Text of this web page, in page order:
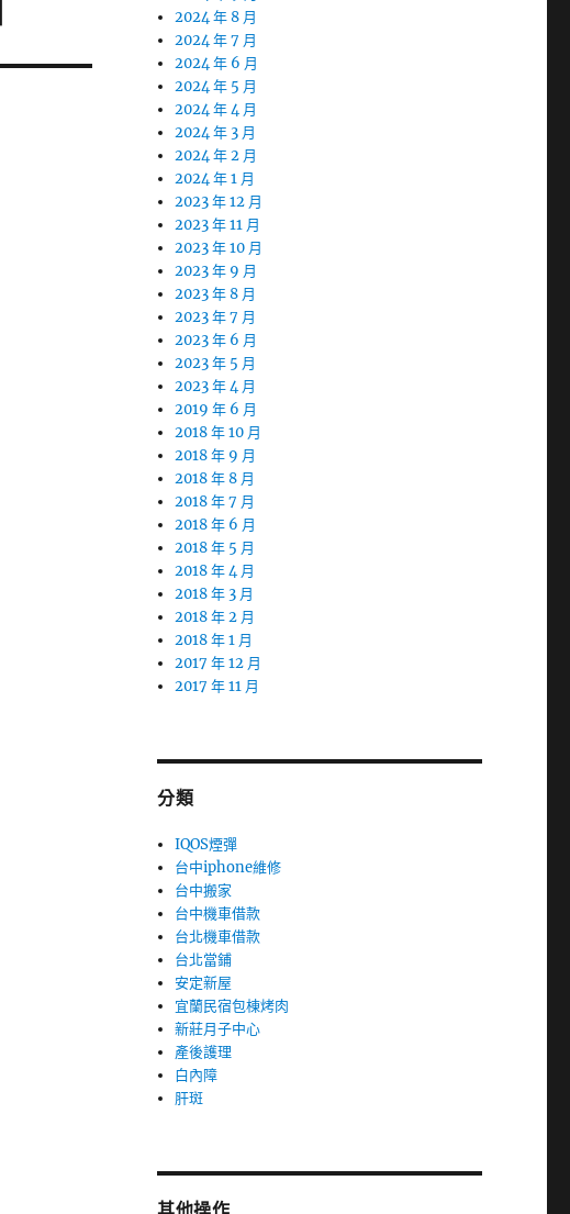
2024 年 8 月
2024 年 7 月
2024 年 6 月
2024 年 5 月
2024 年 4 月
2024 年 3 月
2024 年 2 月
2024 年 1 月
2023 年 12 月
2023 年 11 月
2023 年 10 月
2023 年 9 月
2023 年 8 月
2023 年 7 月
2023 年 6 月
2023 年 5 月
2023 年 4 月
2019 年 6 月
2018 年 10 月
2018 年 9 月
2018 年 8 月
2018 年 7 月
2018 年 6 月
2018 年 5 月
2018 年 4 月
2018 年 3 月
2018 年 2 月
2018 年 1 月
2017 年 12 月
2017 年 11 月
分類
IQOS煙彈
台中iphone維修
台中搬家
台中機車借款
台北機車借款
台北當鋪
安定新屋
宜蘭民宿包棟烤肉
新莊月子中心
產後護理
白內障
肝斑